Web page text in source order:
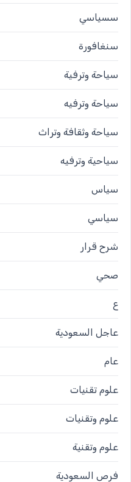
سسياسي
سنغافورة
سياحة وترفية
سياحة وترفيه
سياحة وثقافة وتراث
سياحية وترفيه
سياس
سياسي
شرح قرار
صحي
ع
عاجل السعودية
عام
علوم تقنيات
علوم وتقنيات
علوم وتقنية
فرص السعودية